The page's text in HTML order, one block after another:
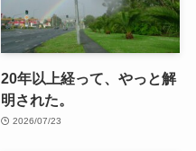
20年以上経って、やっと解
明された。
2026/07/23